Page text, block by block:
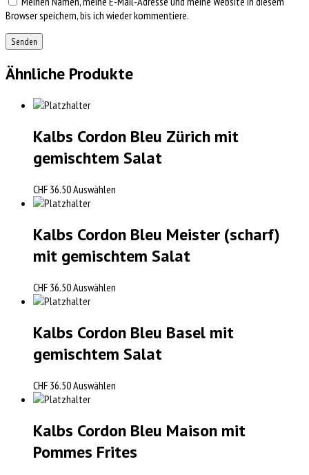
Browser speichern, bis ich wieder kommentiere.
Ähnliche Produkte
Kalbs Cordon Bleu Zürich mit
gemischtem Salat
CHF 36.50Auswählen
Kalbs Cordon Bleu Meister (scharf)
mit gemischtem Salat
CHF 36.50Auswählen
Kalbs Cordon Bleu Basel mit
gemischtem Salat
CHF 36.50Auswählen
Kalbs Cordon Bleu Maison mit
Pommes Frites